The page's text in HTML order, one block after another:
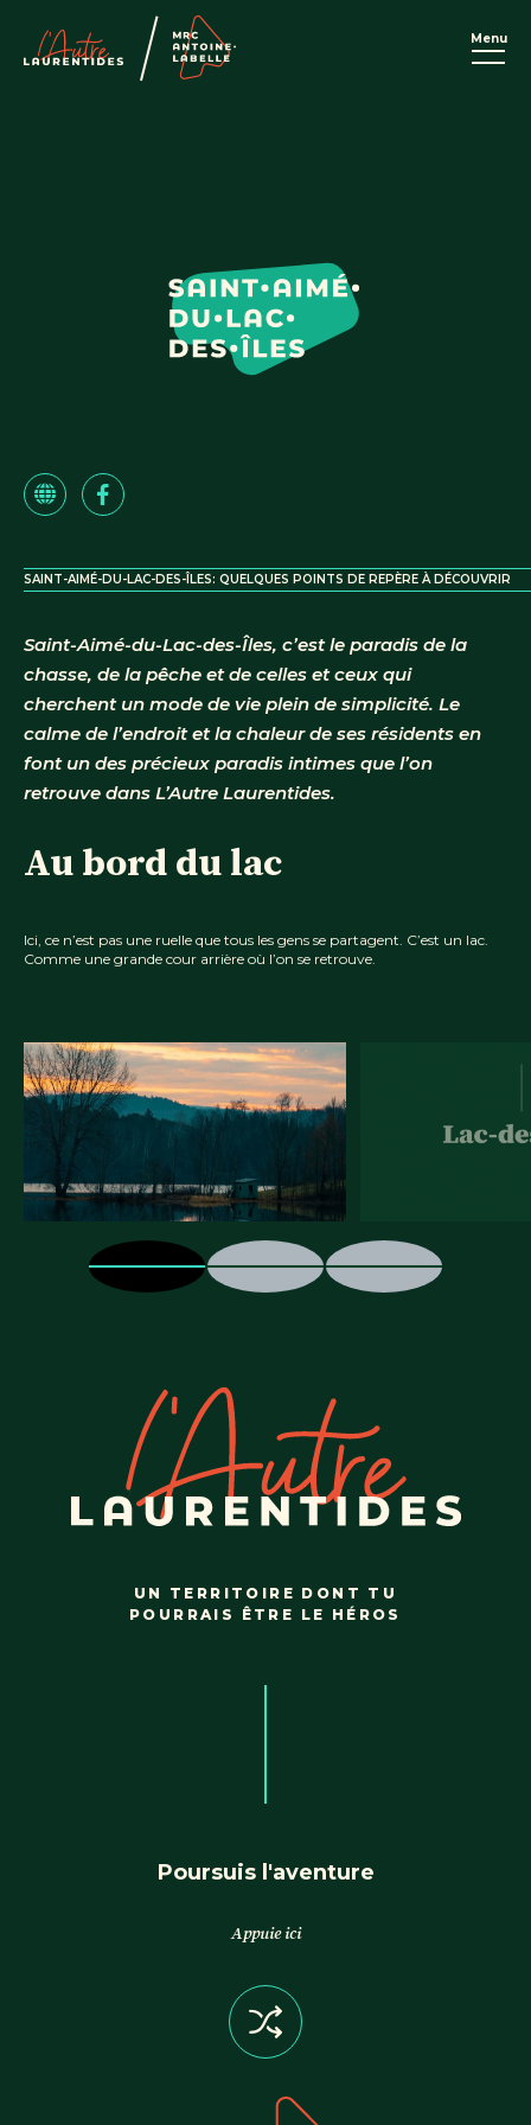
SAINT-AIMÉ-DU-LAC-DES-ÎLES: QUELQUES POINTS DE REPÈRE À DÉCOUVRIR
Saint-Aimé-du-Lac-des-Îles, c’est le paradis de la
chasse, de la pêche et de celles et ceux qui
cherchent un mode de vie plein de simplicité. Le
calme de l’endroit et la chaleur de ses résidents en
font un des précieux paradis intimes que l’on
retrouve dans L’Autre Laurentides.
Au bord du lac
Ici, ce n’est pas une ruelle que tous les gens se partagent. C’est un lac.
Comme une grande cour arrière où l’on se retrouve.
UN TERRITOIRE DONT TU
POURRAIS ÊTRE LE HÉROS
Poursuis l'aventure
Appuie ici